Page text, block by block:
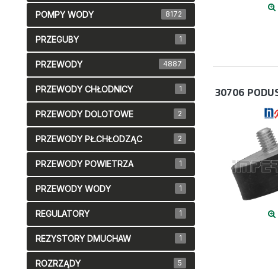
30706
POMPY WODY 8172
PRZEGUBY 1
PRZEWODY 4887
PRZEWODY CHŁODNICY 1
PRZEWODY DOLOTOWE 2
PRZEWODY PŁ.CHŁODZĄC 2
PRZEWODY POWIETRZA 1
PRZEWODY WODY 1
REGULATORY 1
REZYSTORY DMUCHAW 1
ROZRZĄDY 5